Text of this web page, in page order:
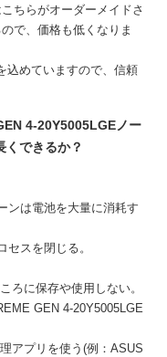
ちらがオーダーメイドさ
で、価格も低くなりま
込めていますので、信頼
4-20Y5005LGEノー
くできるか？
ンは電池を大量に消耗す
スを閉じる。
ろに保存や使用しない。
GEN 4-20Y5005LGE
アプリを使う(例：ASUS